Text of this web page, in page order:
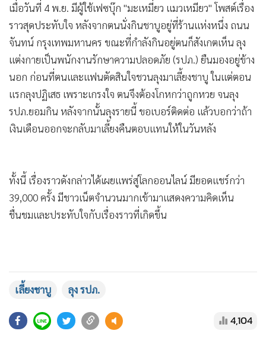
• Motoring
• เกม
วิทยาศาสตร์
SMEs
• อินโดจีน
• กองทุนรวม
• ญี่ปุ่น
• News1
• Gotomanager
เมื่อวันที่ 4 พ.ย. มีผู้ใช้เฟซบุ๊ก "มะเหมี่ยว แมวเหมียว" โพสต์เรื่อง
ราวสุดประทับใจ หลังจากตนนั่งกินชาบูอยู่ที่ร้านแห่งหนึ่ง ถนน
จันทน์ กรุงเทพมหานคร ขณะที่กำลังกินอยู่ตนก็สังเกตเห็น ลุง
แต่งกายเป็นพนักงานรักษาความปลอดภัย (รปภ.) ยืนมองอยู่ข้าง
นอก ก่อนที่ตนและแฟนตัดสินใจชวนลุงมาเลี้ยงชาบู ในแต่ตอน
แรกลุงปฏิเสธ เพราะเกรงใจ ตนจึงต้องโกหกว่าถูกหวย จนลุง
รปภ.ยอมกิน หลังจากนั้นลุงรายนี้ ขอเบอร์ติดต่อ แล้วบอกว่าถ้า
เงินเดือนออกจะกลับมาเลี้ยงคืนตอบแทนให้ในวันหลัง
ทั้งนี้ เรื่องราวดังกล่าวได้เผยแพร่สู่โลกออนไลน์ มียอดแชร์กว่า
39,000 ครั้ง มีชาวเน็ตจำนวนมากเข้ามาแสดงความคิดเห็น
ชื่นชมและประทับใจกับเรื่องราวที่เกิดขึ้น
เลี้ยงชาบู ลุง รปภ.
4,104